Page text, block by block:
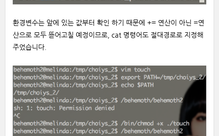
환경변수는 앞에 있는 값부터 확인 하기 때문에 += 연산이 아닌 =연
산으로 모두 뜯어고칠 예정이므로, cat 명령어도 절대경로로 지정해
주었습니다.